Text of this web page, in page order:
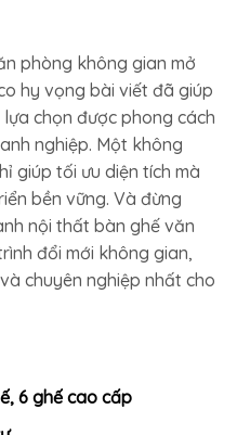
phòng không gian mở
hy vọng bài viết đã giúp
chọn được phong cách
nghiệp. Một không
giúp tối ưu diện tích mà
bền vững. Và đừng
nội thất bàn ghế văn
đổi mới không gian,
chuyên nghiệp nhất cho
6 ghế cao cấp